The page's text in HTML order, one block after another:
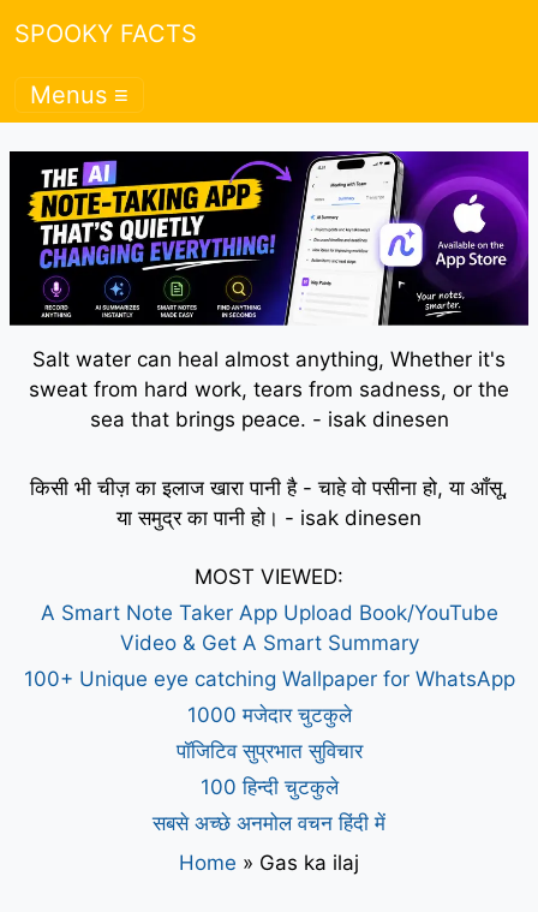
SPOOKY FACTS
Menus ≡
Salt water can heal almost anything, Whether it's
sweat from hard work, tears from sadness, or the
sea that brings peace. - isak dinesen
किसी भी चीज़ का इलाज खारा पानी है - चाहे वो पसीना हो, या आँसू,
या समुद्र का पानी हो। - isak dinesen
MOST VIEWED:
A Smart Note Taker App Upload Book/YouTube
Video & Get A Smart Summary
100+ Unique eye catching Wallpaper for WhatsApp
1000 मजेदार चुटकुले
पॉजिटिव सुप्रभात सुविचार
100 हिन्दी चुटकुले
सबसे अच्छे अनमोल वचन हिंदी में
Home » Gas ka ilaj